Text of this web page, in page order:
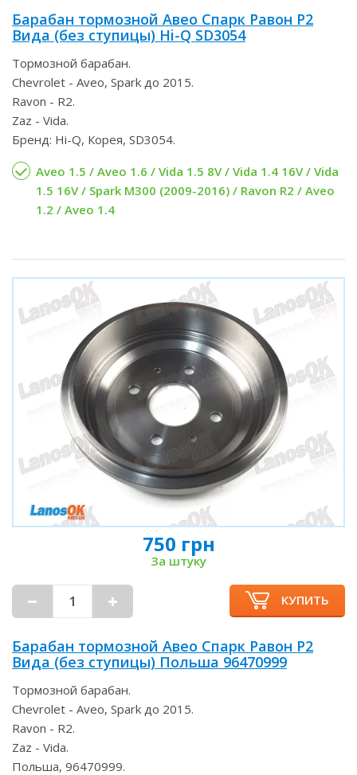
Барабан тормозной Авео Спарк Равон Р2
Вида (без ступицы) Hi-Q SD3054
Тормозной барабан.
Chevrolet - Aveo, Spark до 2015.
Ravon - R2.
Zaz - Vida.
Бренд: Hi-Q, Корея, SD3054.
Aveo 1.5 / Aveo 1.6 / Vida 1.5 8V / Vida 1.4 16V / Vida
1.5 16V / Spark M300 (2009-2016) / Ravon R2 / Aveo
1.2 / Aveo 1.4
750 грн
За штуку
КУПИТЬ
Барабан тормозной Авео Спарк Равон Р2
Вида (без ступицы) Польша 96470999
Тормозной барабан.
Chevrolet - Aveo, Spark до 2015.
Ravon - R2.
Zaz - Vida.
Польша, 96470999.